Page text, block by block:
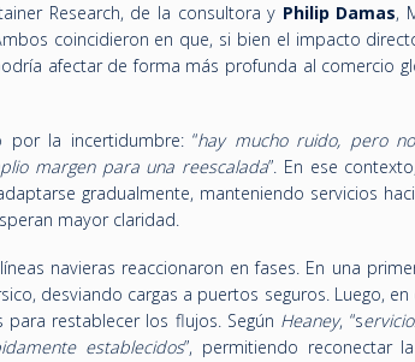
Research, de la consultora y Philip Damas,
coincidieron en que, si bien el impacto
afectar de forma más profunda al comercio
por la incertidumbre: “hay mucho ruido, pero
margen para una reescalada”. En ese
gradualmente, manteniendo servicios
mayor claridad.
navieras reaccionaron en fases. En una
desviando cargas a puertos seguros. Luego, en
restablecer los flujos. Según Heaney, “s
establecidos”, permitiendo reconectar